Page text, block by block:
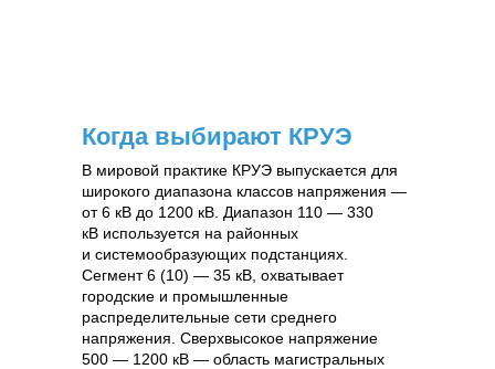
Когда выбирают КРУЭ
В мировой практике КРУЭ выпускается для
широкого диапазона классов напряжения —
от 6 кВ до 1200 кВ. Диапазон 110 — 330
кВ используется на районных
и системообразующих подстанциях.
Сегмент 6 (10) — 35 кВ, охватывает
городские и промышленные
распределительные сети среднего
напряжения. Сверхвысокое напряжение
500 — 1200 кВ — область магистральных